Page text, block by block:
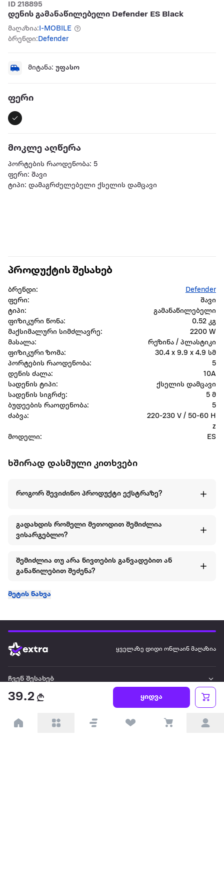
ID 218895
დენის გამანაწილებელი Defender ES Black
მაღაზია: I-MOBILE
ბრენდი: Defender
მიტანა: უფასო
ფერი
მოკლე აღწერა
პორტების რაოდენობა: 5
ფერი: შავი
ტიპი: დამაგრძელებელი ქსელის დამცავი
39.2 ყიდვა
პროდუქტის შესახებ
ბრენდი:
Defender
ფერი:
შავი
ტიპი:
გამანაწილებელი
ფიზიკური წონა:
0.52 კგ
მაქსიმალური სიმძლავრე:
2200 W
მასალა:
რეზინა / პლასტიკი
ფიზიკური ზომა:
30.4 x 9.9 x 4.9 სმ
პორტების რაოდენობა:
5
დენის ძალა:
10A
სადენის ტიპი:
ქსელის დამცავი
სადენის სიგრძე:
5 მ
ბუდეების რაოდენობა:
5
ძაბვა:
220-230 V / 50-60 H
z
მოდელი:
ES
ხშირად დასმული კითხვები
როგორ შევიძინო პროდუქტი ექსტრაზე?
გადახდის რომელი მეთოდით შემიძლია
ვისარგებლო?
შემიძლია თუ არა ნივთების განვადებით ან
განაწილებით შეძენა?
მეტის ნახვა
ყველაზე დიდი ონლაინ მაღაზია
ჩვენ შესახებ
წესები და პირობები
პარტნიორებისთვის